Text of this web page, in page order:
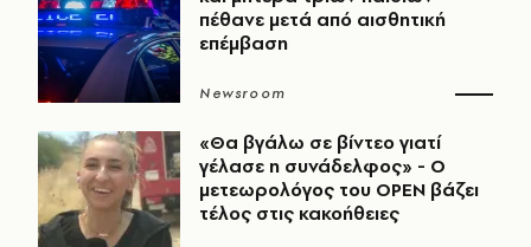
πέθανε μετά από αισθητική
επέμβαση
Newsroom
«Θα βγάλω σε βίντεο γιατί
γέλασε η συνάδελφος» - Ο
μετεωρολόγος του OPEN βάζει
τέλος στις κακοήθειες